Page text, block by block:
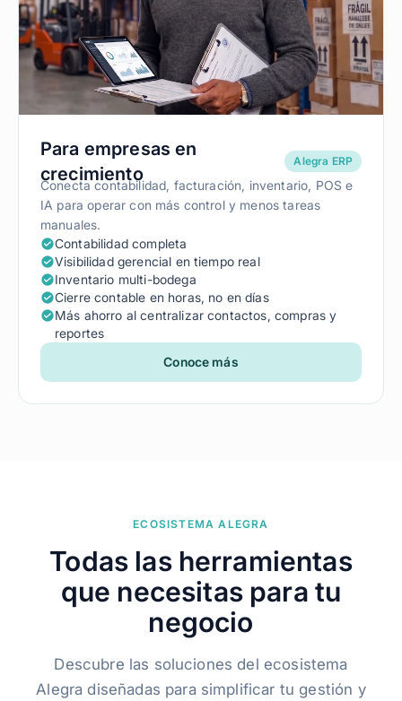
Para empresas en
crecimiento
Alegra ERP
Conecta contabilidad, facturación, inventario, POS e
IA para operar con más control y menos tareas
manuales.
Contabilidad completa
Visibilidad gerencial en tiempo real
Inventario multi-bodega
Cierre contable en horas, no en días
Más ahorro al centralizar contactos, compras y
reportes
Conoce más
ECOSISTEMA ALEGRA
Todas las herramientas
que necesitas para tu
negocio
Descubre las soluciones del ecosistema
Alegra diseñadas para simplificar tu gestión y